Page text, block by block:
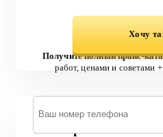
Хочу
579 вариантов
Получите полный прайс-
работ, ценами и советами